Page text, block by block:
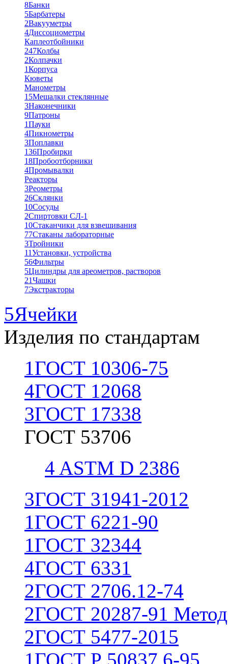
8Банки
5Барбатеры
2Вакууметры
4Диссоциометры
Каплеотбойники
247Колбы
2Колпачки
1Корпуса
Кюветы
Манометры
15Мешалки стеклянные
3Наконечники
9Патроны
1Пауки
4Пикнометры
3Поплавки
136Пробирки
18Пробоотборники
4Промывалки
Реакторы
3Реометры
26Склянки
10Сосуды
2Спиртовки СЛ-1
10Стаканчики для взвешивания
77Стаканы лабораторные
3Тройники
11Установки, устройства
56Фильтры
5Цилиндры для ареометров, растворов
21Чашки
7Экстракторы
5Ячейки
Изделия по стандартам
1ГОСТ 10306-75
4ГОСТ 12068
3ГОСТ 17338
ГОСТ 53706
4 ASTM D 2386
3ГОСТ 31941-2012
1ГОСТ 6221-90
1ГОСТ 32344
4ГОСТ 6331
2ГОСТ 2706.12-74
2ГОСТ 20287-91
2ГОСТ 5477-2015